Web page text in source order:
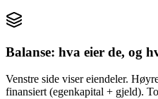
Balanse: hva eier de, og
Venstre side viser eiendeler.
finansiert (egenkapital + gjeld).